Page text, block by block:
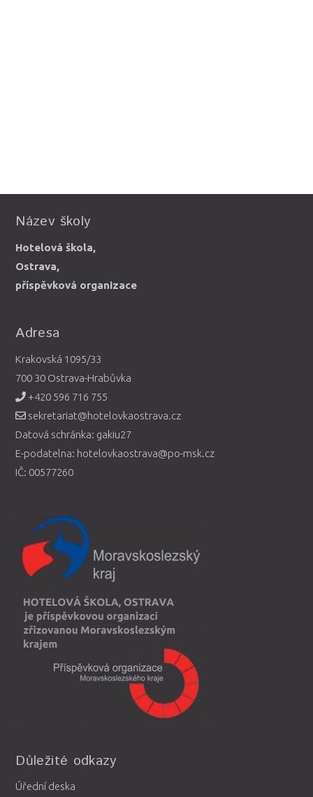
Název školy
Hotelová škola,
Ostrava,
příspěvková organizace
Adresa
Krakovská 1095/33
700 30 Ostrava-Hrabůvka
+420 596 716 755
sekretariat@hotelovkaostrava.cz
Datová schránka: gakiu27
E-podatelna: hotelovkaostrava@po-msk.cz
IČ: 00577260
Důležité odkazy
Úřední deska